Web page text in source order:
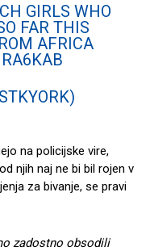
GIRLS WHO
FAR THIS
AFRICA
na policijske vire,
njih naj ne bi bil rojen v
za bivanje, se pravi
zadostno obsodili